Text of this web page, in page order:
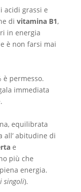
acidi grassi e
di vitamina B1,
in energia
è non farsi mai
è permesso.
immediata
equilibrata
abitudine di
e
più che
energia.
singoli).